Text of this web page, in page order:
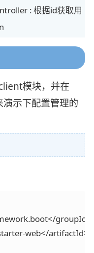
: 根据id获取用
模块，并在
示下配置管理的